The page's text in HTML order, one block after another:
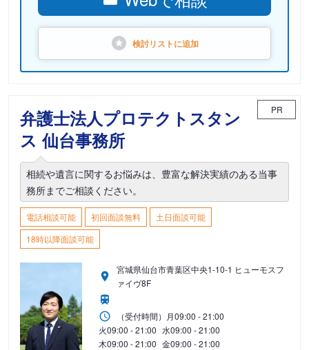
検討リストに追加
弁護士法人プロテクトスタン
ス 仙台事務所
PR
相続や遺言に関するお悩みは、豊富な解決実績のある当事
務所までご相談ください。
電話相談可能 初回面談無料
土日面談可能
18時以降面談可能
宮城県仙台市青葉区中央1-10-1 ヒューモスフ
ァイヴ8F
（受付時間） 月09:00 - 21:00
火09:00 - 21:00 水09:00 - 21:00
木09:00 - 21:00 金09:00 - 21:00